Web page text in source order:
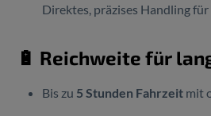
Direktes, präzises Handling
🔋 Reichweite für
Bis zu 5 Stunden Fahrzeit mit